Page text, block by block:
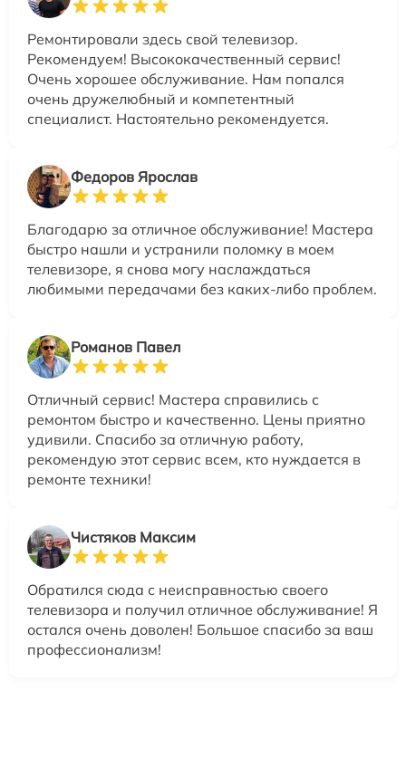
Ремонтировали здесь свой телевизор.
Рекомендуем! Высококачественный сервис!
Очень хорошее обслуживание. Нам попался
очень дружелюбный и компетентный
специалист. Настоятельно рекомендуется.
Федоров Ярослав
Благодарю за отличное обслуживание! Мастера
быстро нашли и устранили поломку в моем
телевизоре, я снова могу наслаждаться
любимыми передачами без каких-либо проблем.
Романов Павел
Отличный сервис! Мастера справились с
ремонтом быстро и качественно. Цены приятно
удивили. Спасибо за отличную работу,
рекомендую этот сервис всем, кто нуждается в
ремонте техники!
Чистяков Максим
Обратился сюда с неисправностью своего
телевизора и получил отличное обслуживание! Я
остался очень доволен! Большое спасибо за ваш
профессионализм!